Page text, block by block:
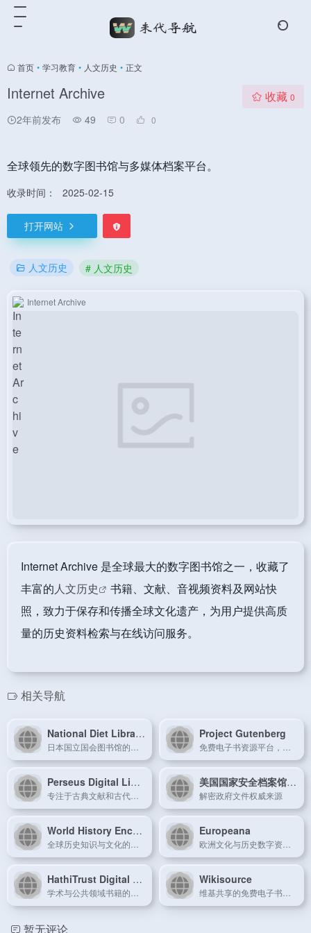
首页 • 学习教育 • 人文历史 • 正文
Internet Archive
2年前发布 49 0 0
收藏 0
全球领先的数字图书馆与多媒体档案平台。
收录时间： 2025-02-15
打开网站
人文历史 # 人文历史
Internet Archive
Internet Archive 是全球最大的数字图书馆之一，收藏了
丰富的人文历史
书籍、文献、音视频资料及网站快
照，致力于保存和传播全球文化遗产，为用户提供高质
量的历史资料检索与在线访问服务。
相关导航
National Diet Library Digital Collections Project Gutenberg
Perseus Digital Library 美国国家安全档案馆（NSA）
解密政府文件权威来源
World History Encyclopedia Europeana
HathiTrust Digital Library Wikisource
暂无评论